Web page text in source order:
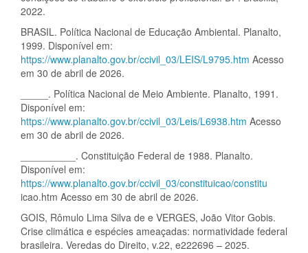
2022.
BRASIL. Política Nacional de Educação Ambiental. Planalto,
1999. Disponível em:
https://www.planalto.gov.br/ccivil_03/LEIS/L9795.htm Acesso
em 30 de abril de 2026.
_____. Política Nacional de Meio Ambiente. Planalto, 1991.
Disponível em:
https://www.planalto.gov.br/ccivil_03/Leis/L6938.htm Acesso
em 30 de abril de 2026.
__________. Constituição Federal de 1988. Planalto.
Disponível em:
https://www.planalto.gov.br/ccivil_03/constituicao/constitu
icao.htm Acesso em 30 de abril de 2026.
GOIS, Rômulo Lima Silva de e VERGES, João Vitor Gobis.
Crise climática e espécies ameaçadas: normatividade federal
brasileira. Veredas do Direito, v.22, e222696 – 2025.